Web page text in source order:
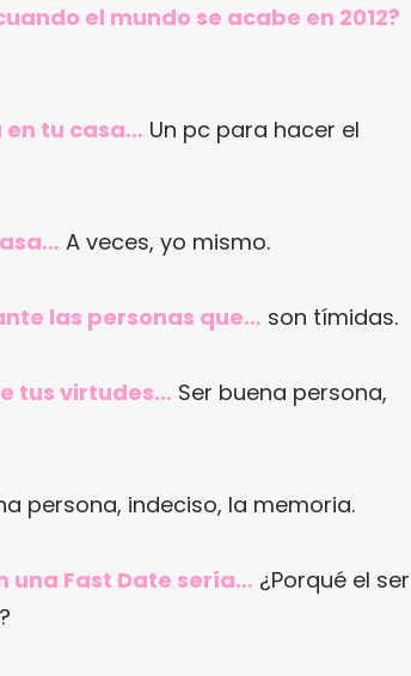
el mundo se acabe en 2012?
en tu casa… Un pc para hacer el
A veces, yo mismo.
las personas que… son tímidas.
tus virtudes… Ser buena persona,
persona, indeciso, la memoria.
una Fast Date sería… ¿Porqué el ser